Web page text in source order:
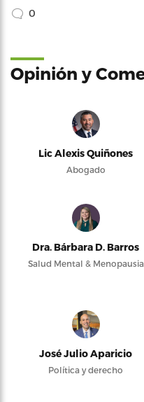
0
Opinión y
Lic Alexis Quiñones
Abogado
Dra. Bárbara D. Barros
Salud Mental & Menopausia
José Julio Aparicio
Política y derecho